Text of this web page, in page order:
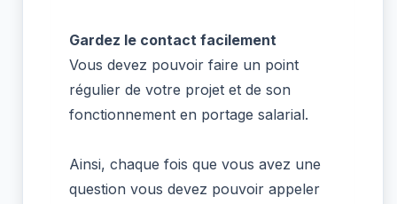
Gardez le contact facilement
Vous devez pouvoir faire un point
régulier de votre projet et de son
fonctionnement en portage salarial.
Ainsi, chaque fois que vous avez une
question vous devez pouvoir appeler